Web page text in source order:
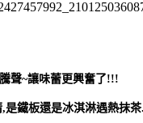
聲~讓味蕾更興奮了!!!
是鐵板還是冰淇淋遇熱抹